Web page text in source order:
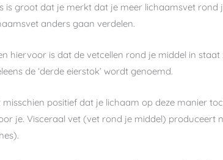
is groot dat je merkt dat je meer lichaamsvet
anders gaan verdelen.
hiervoor is dat de vetcellen rond je middel in
de ‘derde eierstok’ wordt genoemd.
misschien positief dat je lichaam op deze manier
je. Visceraal vet (vet rond je middel) produceert